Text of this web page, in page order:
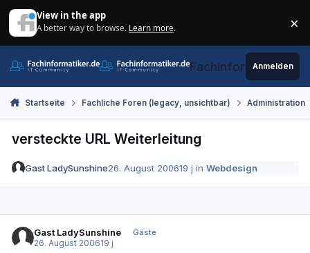
View in the app
A better way to browse. Learn more. ×
Fachinformatiker.de
Anmelden
Startseite Fachliche Foren (legacy, unsichtbar) Administration
versteckte URL Weiterleitung
Gast LadySunshine26. August 200619 j inWebdesign
Gast LadySunshine
Gäste
26. August 200619 j